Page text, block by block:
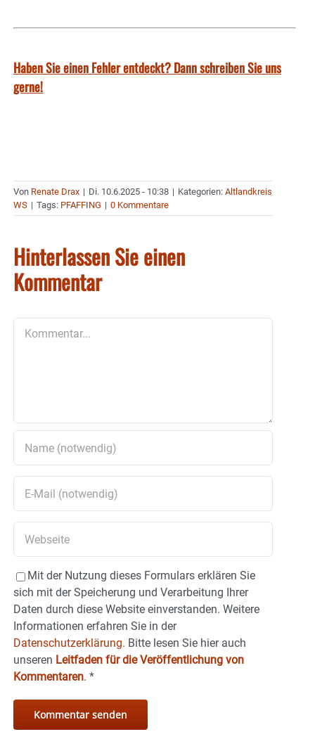
Haben Sie einen Fehler entdeckt? Dann schreiben Sie uns
gerne!
Von Renate Drax | Di. 10.6.2025 - 10:38 | Kategorien: Altlandkreis
WS | Tags: PFAFFING | 0 Kommentare
Hinterlassen Sie einen
Kommentar
Mit der Nutzung dieses Formulars erklären Sie
sich mit der Speicherung und Verarbeitung Ihrer
Daten durch diese Website einverstanden. Weitere
Informationen erfahren Sie in der
Datenschutzerklärung. Bitte lesen Sie hier auch
unseren Leitfaden für die Veröffentlichung von
Kommentaren. *